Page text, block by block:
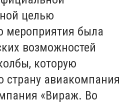
целью
мероприятия была
возможностей
которую
страну авиакомпания
«Вираж. Во